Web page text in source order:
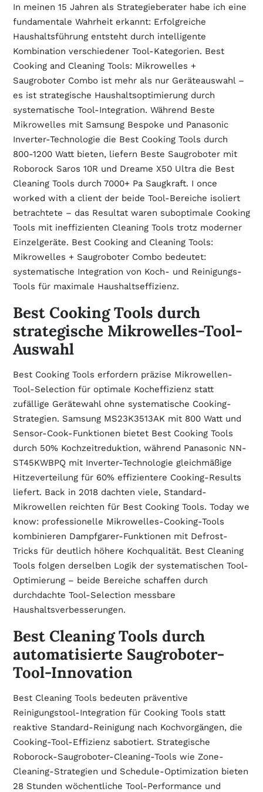
In meinen 15 Jahren als Strategieberater habe ich eine
fundamentale Wahrheit erkannt: Erfolgreiche
Haushaltsführung entsteht durch intelligente
Kombination verschiedener Tool-Kategorien. Best
Cooking and Cleaning Tools: Mikrowelles +
Saugroboter Combo ist mehr als nur Geräteauswahl –
es ist strategische Haushaltsoptimierung durch
systematische Tool-Integration. Während Beste
Mikrowelles mit Samsung Bespoke und Panasonic
Inverter-Technologie die Best Cooking Tools durch
800-1200 Watt bieten, liefern Beste Saugrobotermit
Roborock Saros 10R und Dreame X50 Ultra die Best
Cleaning Tools durch 7000+ Pa Saugkraft. I once
worked with a client der beide Tool-Bereiche isoliert
betrachtete – das Resultat waren suboptimale Cooking
Tools mit ineffizienten Cleaning Tools trotz moderner
Einzelgeräte. Best Cooking and Cleaning Tools:
Mikrowelles + Saugroboter Combo bedeutet:
systematische Integration von Koch- und Reinigungs-
Tools für maximale Haushaltseffizienz.
Best Cooking Tools durch
strategische Mikrowelles-Tool-
Auswahl
Best Cooking Tools erfordern präzise Mikrowellen-
Tool-Selection für optimale Kocheffizienz statt
zufällige Gerätewahl ohne systematische Cooking-
Strategien. Samsung MS23K3513AK mit 800 Watt und
Sensor-Cook-Funktionen bietet Best Cooking Tools
durch 50% Kochzeitreduktion, während Panasonic NN-
ST45KWBPQ mit Inverter-Technologie gleichmäßige
Hitzeverteilung für 60% effizientere Cooking-Results
liefert. Back in 2018 dachten viele, Standard-
Mikrowellen reichten für Best Cooking Tools. Today we
know: professionelle Mikrowelles-Cooking-Tools
kombinieren Dampfgarer-Funktionen mit Defrost-
Tricks für deutlich höhere Kochqualität. Best Cleaning
Tools folgen derselben Logik der systematischen Tool-
Optimierung – beide Bereiche schaffen durch
durchdachte Tool-Selection messbare
Haushaltsverbesserungen.
Best Cleaning Tools durch
automatisierte Saugroboter-
Tool-Innovation
Best Cleaning Tools bedeuten präventive
Reinigungstool-Integration für Cooking Tools statt
reaktive Standard-Reinigung nach Kochvorgängen, die
Cooking-Tool-Effizienz sabotiert. Strategische
Roborock-Saugroboter-Cleaning-Tools wie Zone-
Cleaning-Strategien und Schedule-Optimization bieten
28 Stunden wöchentliche Tool-Performance und